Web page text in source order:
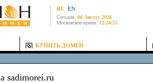
RU EN
Сегодня: 06 Август 2026
Московское время: 12:24:55
КУПИТЬ ДОМЕН
sadimorei.ru